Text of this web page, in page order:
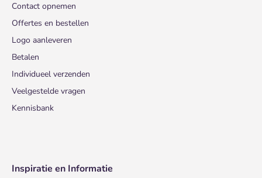
Contact opnemen
Offertes en bestellen
Logo aanleveren
Betalen
Individueel verzenden
Veelgestelde vragen
Kennisbank
Inspiratie en Informatie